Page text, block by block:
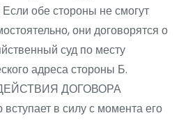
обе стороны не смогут
они договорятся о
суд по месту
адреса стороны Б.
ДОГОВОРА
в силу с момента его